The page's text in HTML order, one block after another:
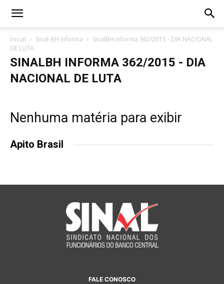
Inicial Sinal-BH Informa
SinalBH informa 362/2015 - DIA NACIONAL
DE LUTA
SINALBH INFORMA 362/2015 - DIA
NACIONAL DE LUTA
Nenhuma matéria para exibir
Apito Brasil
FALE CONOSCO